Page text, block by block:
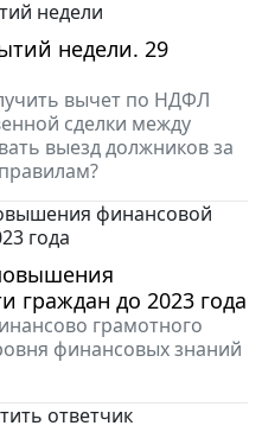
недели. 29
вычет по НДФЛ
сделки между
выезд должников за
граждан до 2023 года
грамотного
финансовых знаний